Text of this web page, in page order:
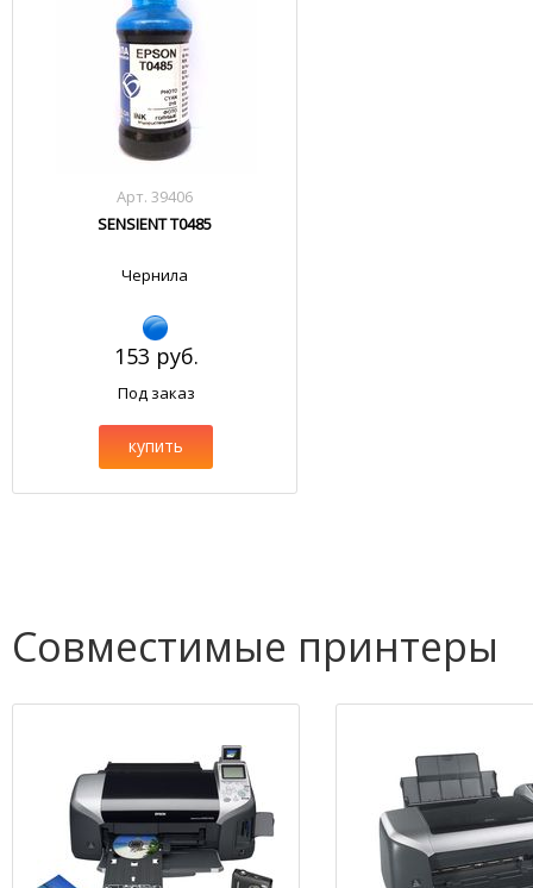
Арт. 39406
SENSIENT T0485
Чернила
153 руб.
Под заказ
купить
Совместимые принтеры